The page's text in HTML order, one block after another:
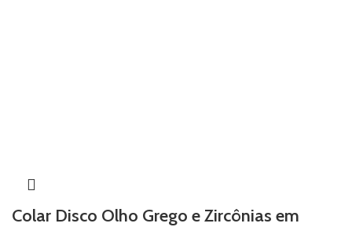
Colar Disco Olho Grego e Zircônias em